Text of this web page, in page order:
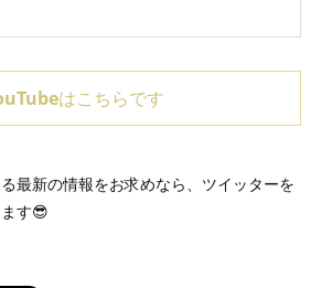
はこちらです
最新の情報をお求めなら、ツイッターを
す😎